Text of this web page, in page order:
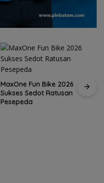
MaxOne Fun Bike 2026
Sukses Sedot Ratusan
Pesepeda